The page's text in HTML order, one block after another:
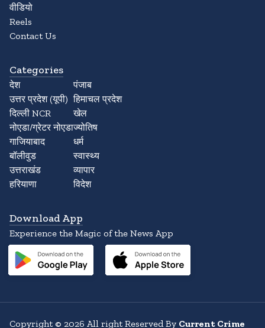
वीडियो
Reels
Contact Us
Categories
देश
उत्तर प्रदेश (यूपी)
दिल्ली NCR
नोएडा/ग्रेटर नोएडा
गाजियाबाद
बॉलीवुड
उत्तराखंड
हरियाणा
पंजाब
हिमाचल प्रदेश
खेल
ज्योतिष
धर्म
स्वास्थ्य
व्यापार
विदेश
Download App
Experience the Magic of the News App
Copyright© 2026 All right Reserved By Current Crime